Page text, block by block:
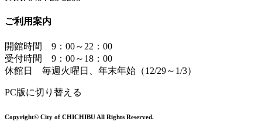
ご利用案内
開館時間 9：00～22：00
受付時間 9：00～18：00
休館日 毎週火曜日、年末年始（12/29～1/3）
PC版に切り替える
Copyright© City of CHICHIBU All Rights Reserved.